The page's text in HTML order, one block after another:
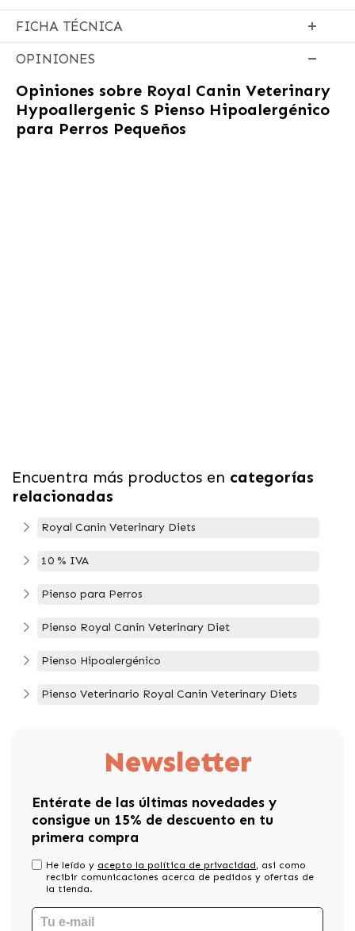
FICHA TÉCNICA
OPINIONES
Opiniones sobre Royal Canin Veterinary
Hypoallergenic S Pienso Hipoalergénico
para Perros Pequeños
Encuentra más productos en categorías
relacionadas
Royal Canin Veterinary Diets
10 % IVA
Pienso para Perros
Pienso Royal Canin Veterinary Diet
Pienso Hipoalergénico
Pienso Veterinario Royal Canin Veterinary Diets
Newsletter
Entérate de las últimas novedades y
consigue un 15% de descuento en tu
primera compra
He leído y acepto la política de privacidad, asi como
recibir comunicaciones acerca de pedidos y ofertas de
la tienda.